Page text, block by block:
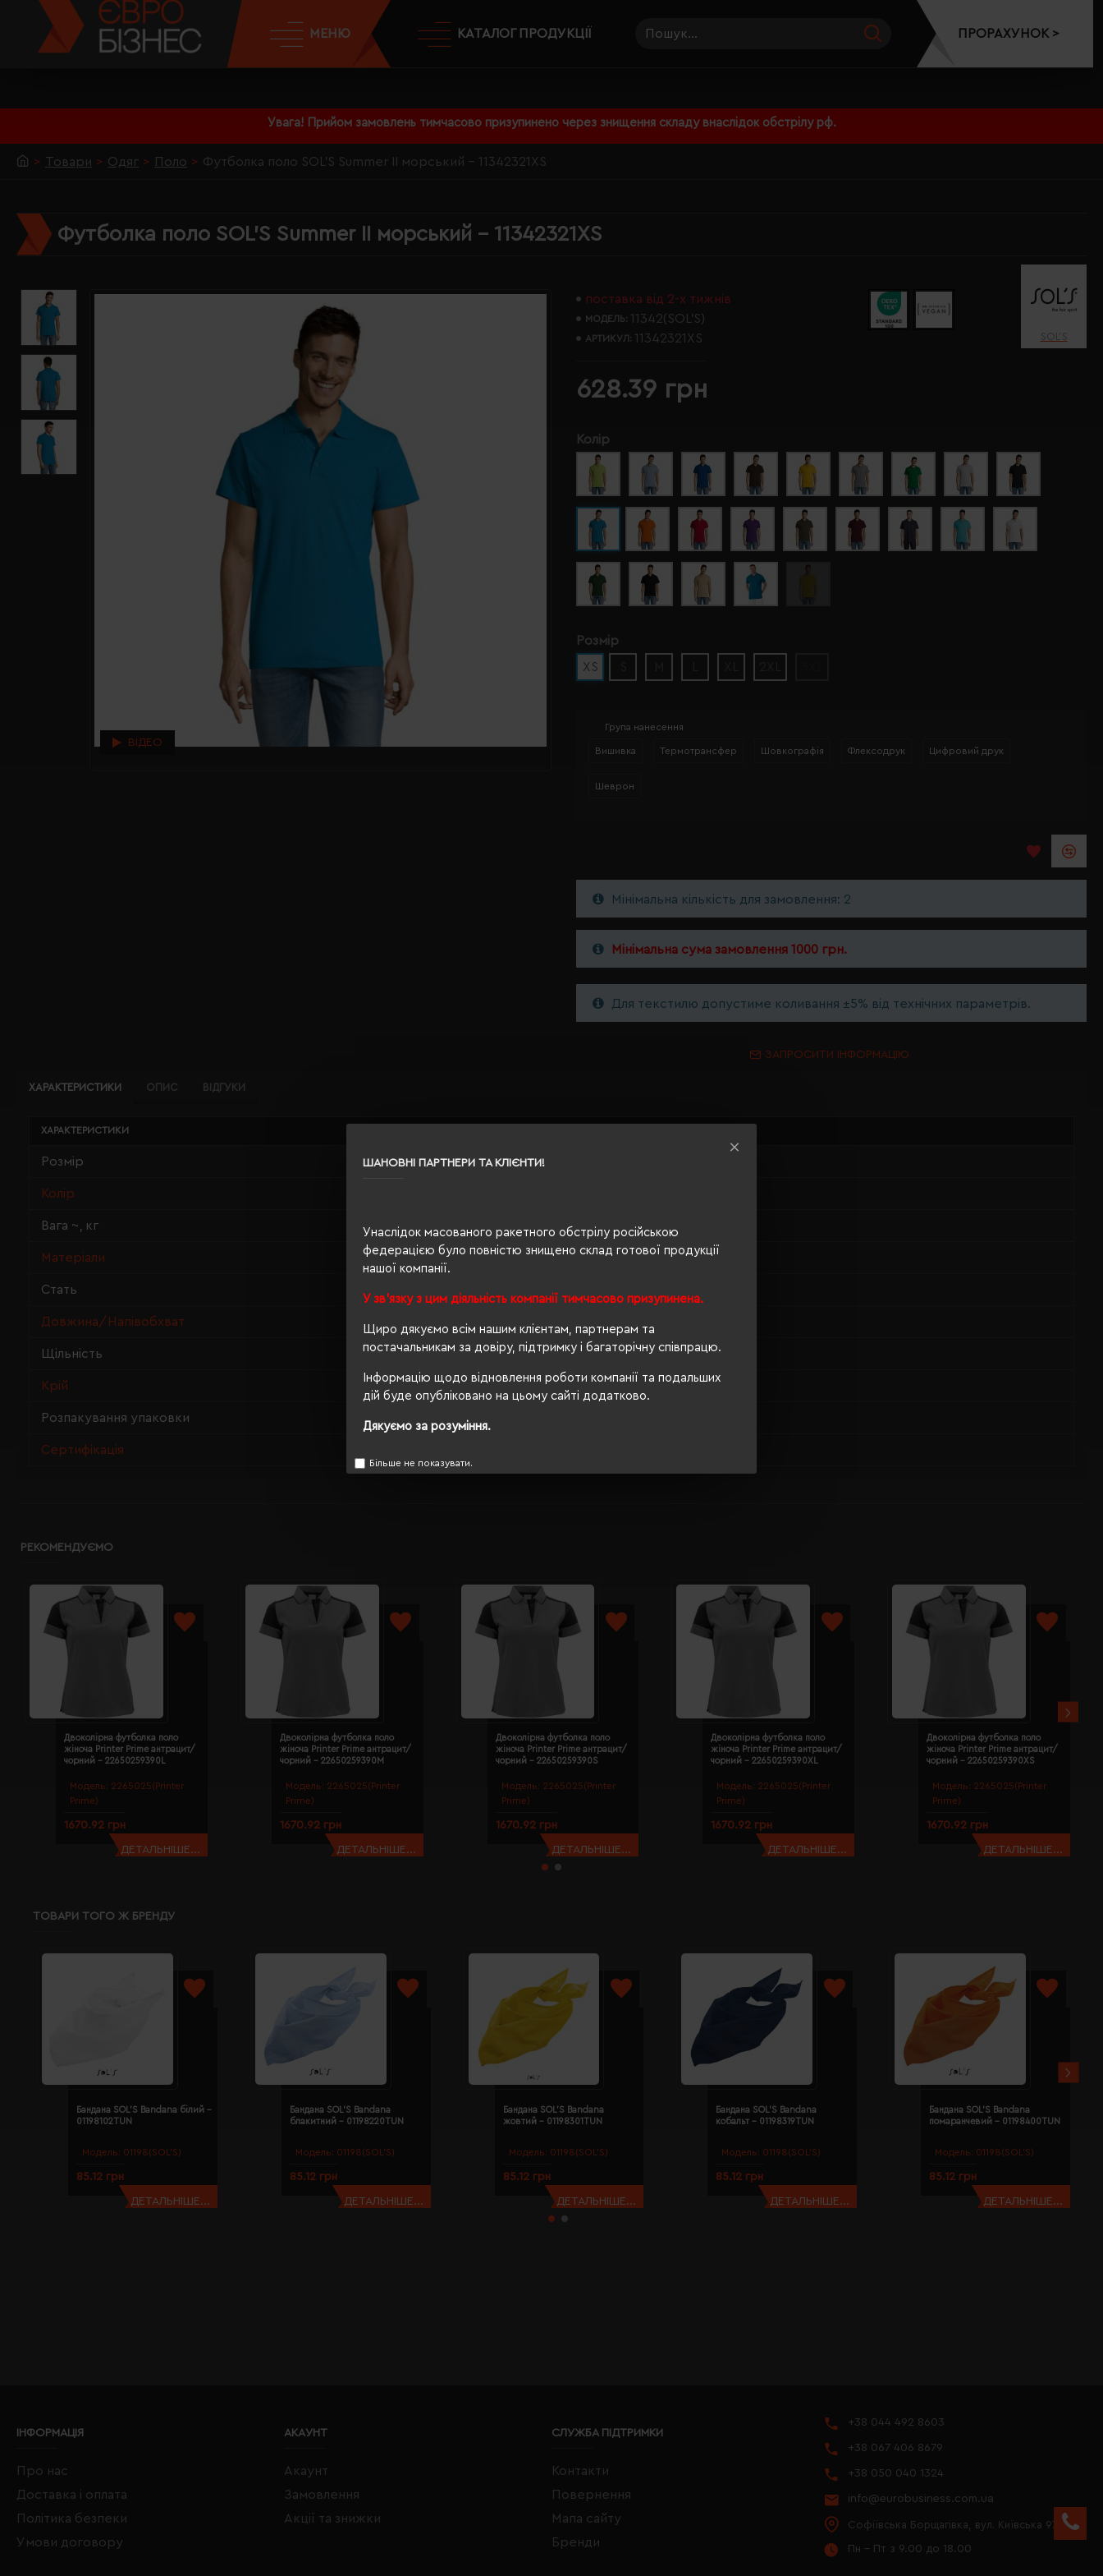
ШАНОВНІ ПАРТНЕРИ ТА КЛІЄНТИ!
Унаслідок масованого ракетного обстрілу російською
федерацією було повністю знищено склад готової продукції
нашої компанії.
У зв'язку з цим діяльність компанії тимчасово призупинена.
Щиро дякуємо всім нашим клієнтам, партнерам та
постачальникам за довіру, підтримку і багаторічну співпрацю.
Інформацію щодо відновлення роботи компанії та подальших
дій буде опубліковано на цьому сайті додатково.
Дякуємо за розуміння.
Більше не показувати.
Увага! Прийом замовлень тимчасово призупинено через знищення складу внаслідок обстрілу рф.
МЕНЮ КАТАЛОГ ПРОДУКЦІЇ ПРОРАХУНОК >
Товари Одяг Поло Футболка поло SOL'S Summer II морський - 11342321XS
Футболка поло SOL'S Summer II морський - 11342321XS
ВІДЕО
поставка від 2-х тижнів
МОДЕЛЬ: 11342(SOL’S)
АРТИКУЛ: 11342321XS SOL’S
628.39 грн
Колір
Розмір
XS
Група нанесення
Вишивка Термотрансфер Шовкографія Флексодрук Цифровий друк
Шеврон
Мінімальна кількість для замовлення: 2
Мінімальна сума замовлення 1000 грн.
Для текстилю допустиме коливання ±5% від технічних параметрів.
ЗАПРОСИТИ ІНФОРМАЦІЮ
ХАРАКТЕРИСТИКИ ОПИС ВІДГУКИ
ХАРАКТЕРИСТИКИ
Розмір XS
Колір
Вага ~, кг
Матеріали 100% бавовна
Стать
Довжина/Напівобхват
Щільність 170 г/м²
Крій прямий
Розпакування упаковки
Сертифікація
РЕКОМЕНДУЄМО
Модель: 2265025(Printer
Prime)
Двоколірна футболка поло
жіноча Printer Prime антрацит/
чорний - 22650259390L
1670.92 грн
ДЕТАЛЬНІШЕ...
Модель: 2265025(Printer
Prime)
Двоколірна футболка поло
жіноча Printer Prime антрацит/
чорний - 22650259390M
1670.92 грн
ДЕТАЛЬНІШЕ...
Модель: 2265025(Printer
Prime)
Двоколірна футболка поло
жіноча Printer Prime антрацит/
чорний - 22650259390S
1670.92 грн
ДЕТАЛЬНІШЕ...
Модель: 2265025(Printer
Prime)
Двоколірна футболка поло
жіноча Printer Prime антрацит/
чорний - 22650259390XL
1670.92 грн
ДЕТАЛЬНІШЕ...
Модель: 2265025(Printer
Prime)
Двоколірна футболка поло
жіноча Printer Prime антрацит/
чорний - 22650259390XS
1670.92 грн
ДЕТАЛЬНІШЕ...
ТОВАРИ ТОГО Ж БРЕНДУ
Модель: 01198(SOL’S)
Бандана SOL'S Bandana білий -
01198102TUN
85.12 грн
ДЕТАЛЬНІШЕ...
Модель: 01198(SOL’S)
Бандана SOL'S Bandana
блакитний - 01198220TUN
85.12 грн
ДЕТАЛЬНІШЕ...
Модель: 01198(SOL’S)
Бандана SOL'S Bandana
жовтий - 01198301TUN
85.12 грн
ДЕТАЛЬНІШЕ...
Модель: 01198(SOL’S)
Бандана SOL'S Bandana
кобальт - 01198319TUN
85.12 грн
ДЕТАЛЬНІШЕ...
Модель: 01198(SOL’S)
Бандана SOL'S Bandana
помаранчевий - 01198400TUN
85.12 грн
ДЕТАЛЬНІШЕ...
ІНФОРМАЦІЯ
Про нас
Доставка і оплата
Політика безпеки
Умови договору
АКАУНТ
Акаунт
Замовлення
Акції та знижки
СЛУЖБА ПІДТРИМКИ
Контакти
Повернення
Мапа сайту
Бренди
+38 044 492 8603
+38 067 406 8679
+38 050 040 1324
info@eurobusiness.com.ua
Софіївська Борщагівка, вул. Київська 97
Пн - Пт з 9.00 до 18.00